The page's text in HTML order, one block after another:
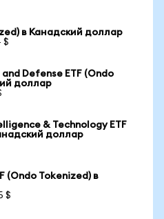
в Канадский доллар
$
Defense ETF (Ondo
доллар
& Technology ETF
доллар
(Ondo Tokenized) в
$